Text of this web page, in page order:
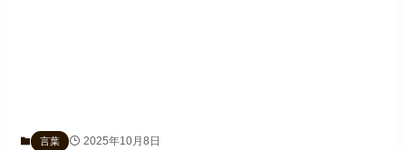
言葉 2025年10月8日